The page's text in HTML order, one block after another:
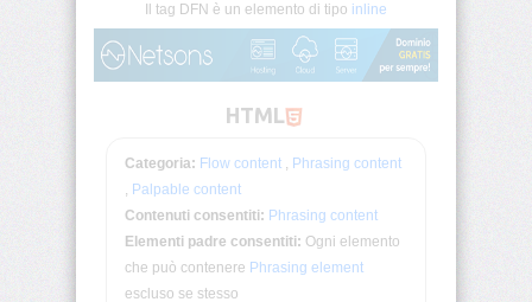
Standard
Browser
Il tag DFN è un elemento di tipo inline
HTML
Categoria: Flow content , Phrasing content
, Palpable content
Contenuti consentiti: Phrasing content
Elementi padre consentiti: Ogni elemento
che può contenere Phrasing element
escluso se stesso